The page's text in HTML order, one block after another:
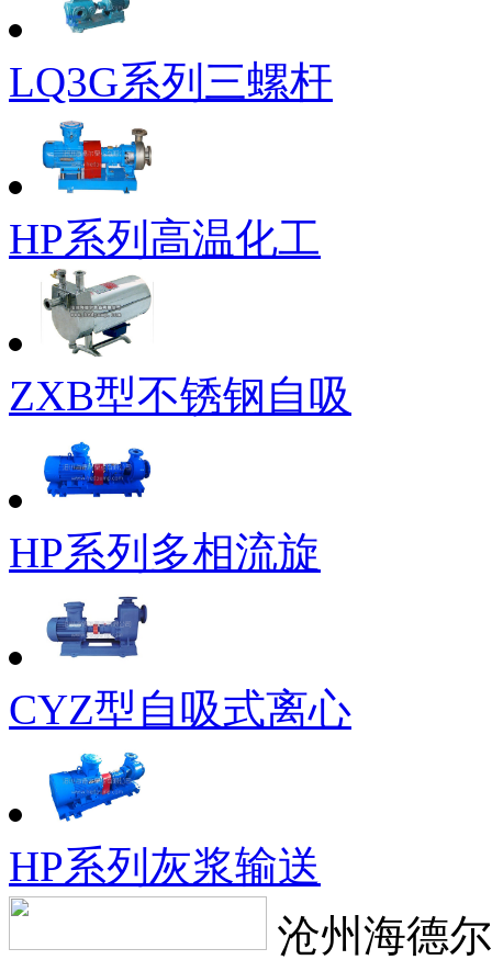
LQ3G系列三螺杆
HP系列高温化工
ZXB型不锈钢自吸
HP系列多相流旋
CYZ型自吸式离心
HP系列灰浆输送
沧州海德